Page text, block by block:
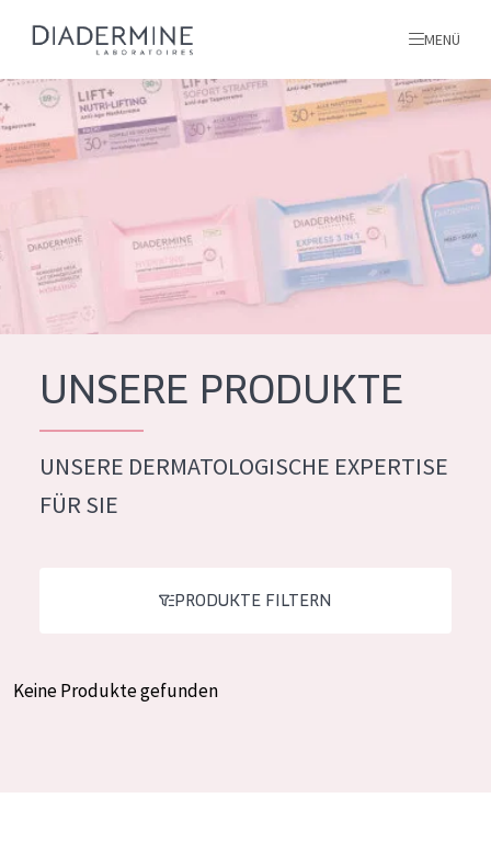
PRODUKTTYP
Feuchtigkeit und Ausstrahlung
Hautregeneration
PRODUKTTYP
ALLE PRODUKTE
Alle produkte
MENÜ
inhaltsstoffe
Über uns
Inspiration
Kontakt
French
UNSERE PRODUKTE
UNSERE DERMATOLOGISCHE EXPERTISE
FÜR SIE
PRODUKTE FILTERN
Keine Produkte gefunden